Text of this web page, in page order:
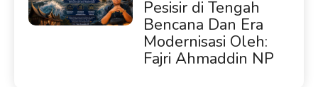
Pesisir di Tengah
Bencana Dan Era
Modernisasi Oleh:
Fajri Ahmaddin NP